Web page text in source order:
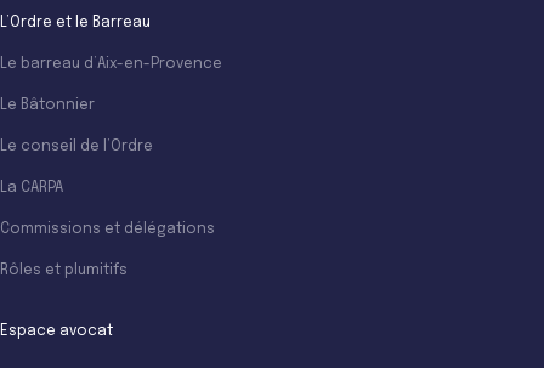
L’Ordre et le Barreau
Le barreau d’Aix-en-Provence
Le Bâtonnier
Le conseil de l’Ordre
La CARPA
Commissions et délégations
Rôles et plumitifs
Espace avocat